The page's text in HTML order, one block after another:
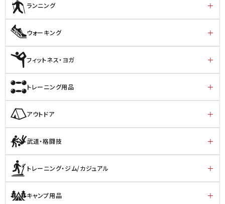
ランニング
ウォーキング
フィットネス・ヨガ
トレーニング用品
アウトドア
武道・格闘技
トレーニング・ジム/カジュアル
キャンプ用品